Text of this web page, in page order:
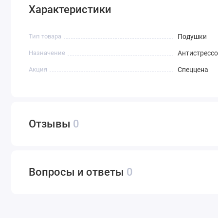
Характеристики
Тип товара Подушки
Назначение
Акция Спеццена
Отзывы 0
Вопросы и ответы 0